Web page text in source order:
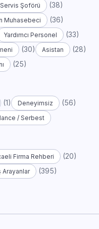
Servis Şoförü (38)
Muhasebeci (36)
Yardımcı Personel (33)
(30) Asistan (28)
(25)
(1) Deneyimsiz (56)
/ Serbest
Firma Rehberi (20)
Arayanlar (395)